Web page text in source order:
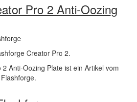
Pro 2 Anti-Oozing
Creator Pro 2.
Anti-Oozing Plate ist ein Artikel vom